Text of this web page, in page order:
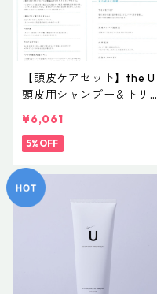
【頭皮ケアセット】the U
頭皮用シャンプー＆トリー
¥6,061
5%OFF